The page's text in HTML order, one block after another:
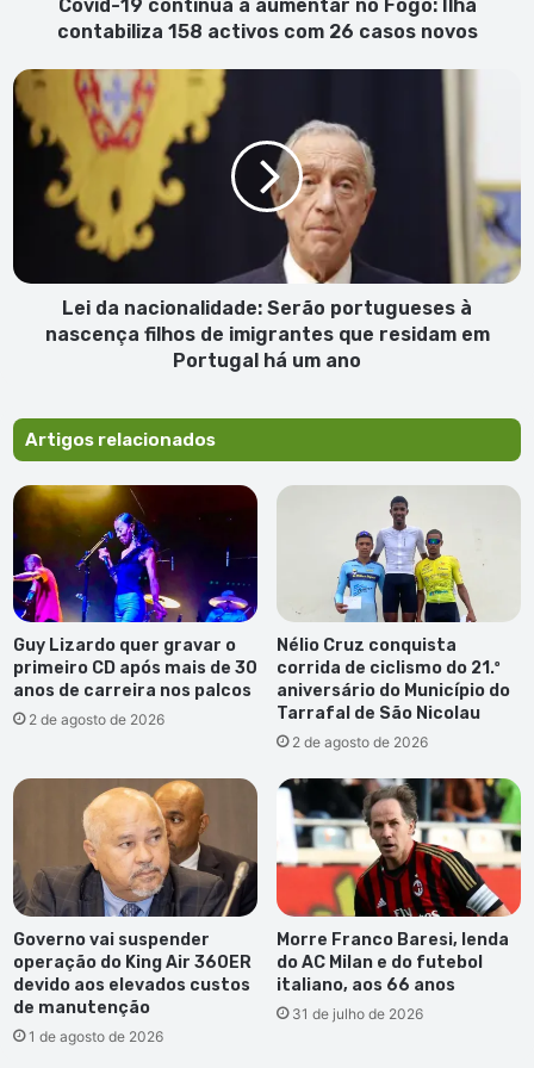
activos
26
casos
novos
Covid-19 continua a aumentar no Fogo: Ilha
contabiliza 158 activos com 26 casos novos
Lei
da
nacionalidade:
portugueses
nascença
de
imigrantes
há
um
Lei da nacionalidade: Serão portugueses à
nascença filhos de imigrantes que residam em
Portugal há um ano
Artigos relacionados
Guy Lizardo quer gravar o
primeiro CD após mais de 30
anos de carreira nos palcos
2 de agosto de 2026
Nélio Cruz conquista
corrida de ciclismo do 21.º
aniversário do Município do
Tarrafal de São Nicolau
2 de agosto de 2026
Governo vai suspender
operação do King Air 360ER
devido aos elevados custos
de manutenção
1 de agosto de 2026
Morre Franco Baresi, lenda
do AC Milan e do futebol
italiano, aos 66 anos
31 de julho de 2026